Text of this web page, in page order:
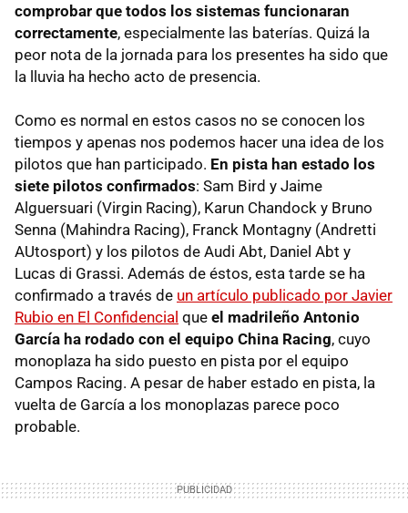
comprobar que todos los sistemas funcionaran
correctamente, especialmente las baterías. Quizá la
peor nota de la jornada para los presentes ha sido que
la lluvia ha hecho acto de presencia.
Como es normal en estos casos no se conocen los
tiempos y apenas nos podemos hacer una idea de los
pilotos que han participado. En pista han estado los
siete pilotos confirmados: Sam Bird y Jaime
Alguersuari (Virgin Racing), Karun Chandock y Bruno
Senna (Mahindra Racing), Franck Montagny (Andretti
AUtosport) y los pilotos de Audi Abt, Daniel Abt y
Lucas di Grassi. Además de éstos, esta tarde se ha
confirmado a través de un artículo publicado por Javier
Rubio en El Confidencial que el madrileño Antonio
García ha rodado con el equipo China Racing, cuyo
monoplaza ha sido puesto en pista por el equipo
Campos Racing. A pesar de haber estado en pista, la
vuelta de García a los monoplazas parece poco
probable.